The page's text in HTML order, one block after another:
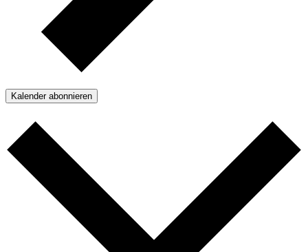
Kalender abonnieren